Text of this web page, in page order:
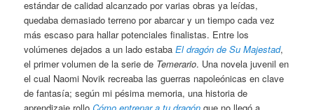
estándar de calidad alcanzado por varias obras ya leídas,
quedaba demasiado terreno por abarcar y un tiempo cada vez
más escaso para hallar potenciales finalistas. Entre los
volúmenes dejados a un lado estabaEl dragón de Su Majestad,
el primer volumen de la serie de Temerario. Una novela juvenil en
el cual Naomi Novik recreaba las guerras napoleónicas en clave
de fantasía; según mi pésima memoria, una historia de